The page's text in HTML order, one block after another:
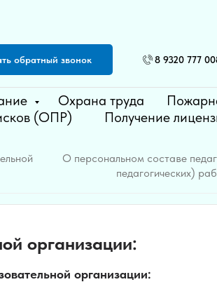
обратный звонок 8 9320 777
Охрана труда
(ОПР) Получение
О персональном составе
педагогических)
организации:
организации: